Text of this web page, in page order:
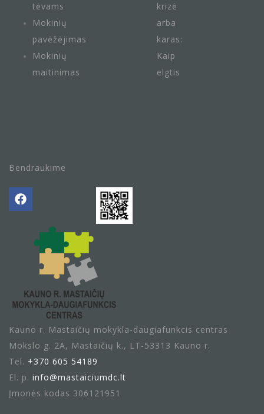
tėvams
Mokinių
pavėžėjimas
Mokinių
maitinimas
krizė
arba
karas:
Kaip
elgtis
Bendraukime
Kauno r. Mastaičių mokykla-daugiafunkcis centras
Mokslo g. 2A, Mastaičių k., LT-53313 Kauno r.
Tel. +370 605 54189
El. p. info@mastaiciumdc.lt
Įmonės kodas 306121951